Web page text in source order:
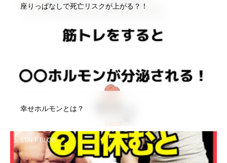
座りっぱなしで死亡リスクが上がる？！
幸せホルモンとは？
STAFF BLOG